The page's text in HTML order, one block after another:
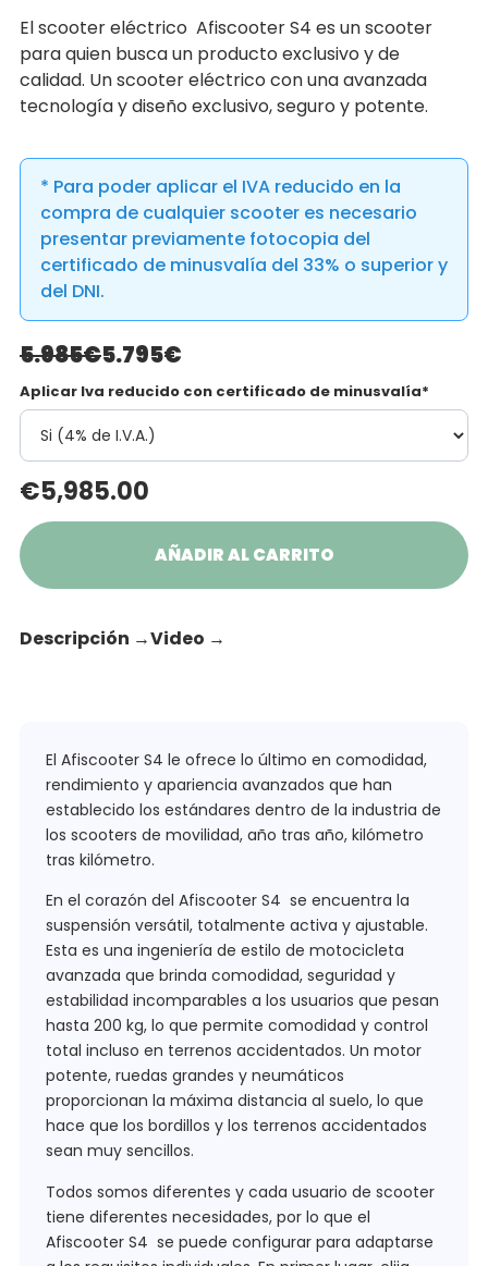
El scooter eléctrico Afiscooter S4 es un scooter
para quien busca un producto exclusivo y de
calidad. Un scooter eléctrico con una avanzada
tecnología y diseño exclusivo, seguro y potente.
* Para poder aplicar el IVA reducido en la
compra de cualquier scooter es necesario
presentar previamente fotocopia del
certificado de minusvalía del 33% o superior y
del DNI.
5.985€5.795€
Aplicar Iva reducido con certificado de minusvalía*
€5,985.00
AÑADIR AL CARRITO
Descripción →Video →
El Afiscooter S4 le ofrece lo último en comodidad,
rendimiento y apariencia avanzados que han
establecido los estándares dentro de la industria de
los scooters de movilidad, año tras año, kilómetro
tras kilómetro.
En el corazón del Afiscooter S4 se encuentra la
suspensión versátil, totalmente activa y ajustable.
Esta es una ingeniería de estilo de motocicleta
avanzada que brinda comodidad, seguridad y
estabilidad incomparables a los usuarios que pesan
hasta 200 kg, lo que permite comodidad y control
total incluso en terrenos accidentados. Un motor
potente, ruedas grandes y neumáticos
proporcionan la máxima distancia al suelo, lo que
hace que los bordillos y los terrenos accidentados
sean muy sencillos.
Todos somos diferentes y cada usuario de scooter
tiene diferentes necesidades, por lo que el
Afiscooter S4 se puede configurar para adaptarse